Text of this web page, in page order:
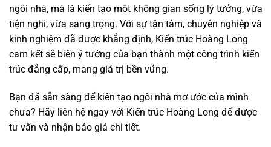
ngôi nhà, mà là kiến tạo một không gian sống lý tưởng, vừa
tiện nghi, vừa sang trọng. Với sự tận tâm, chuyên nghiệp và
kinh nghiệm đã được khẳng định, Kiến trúc Hoàng Long
cam kết sẽ biến ý tưởng của bạn thành một công trình kiến
trúc đẳng cấp, mang giá trị bền vững.
Bạn đã sẵn sàng để kiến tạo ngôi nhà mơ ước của mình
chưa? Hãy liên hệ ngay với Kiến trúc Hoàng Long để được
tư vấn và nhận báo giá chi tiết.